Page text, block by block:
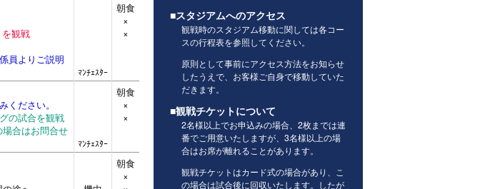
を観戦
員よりご説明
ﾏﾝﾁｪｽﾀｰ
朝食
×
×
ください。
の試合を観戦
合はお問合せ
ﾏﾝﾁｪｽﾀｰ
朝食
×
×
朝食
×
■スタジアムへのアクセス
観戦時のスタジアム移動に関しては各コー
スの行程表を参照してください。
原則として事前にアクセス方法をお知らせ
したうえで、お客様ご自身で移動していた
だきます。
■観戦チケットについて
2名様以上でお申込みの場合、2枚までは連
番でご用意いたしますが、3名様以上の場
合はお席が離れることがあります。
観戦チケットはカード式の場合があり、こ
の場合は試合後に回収いたします。したが